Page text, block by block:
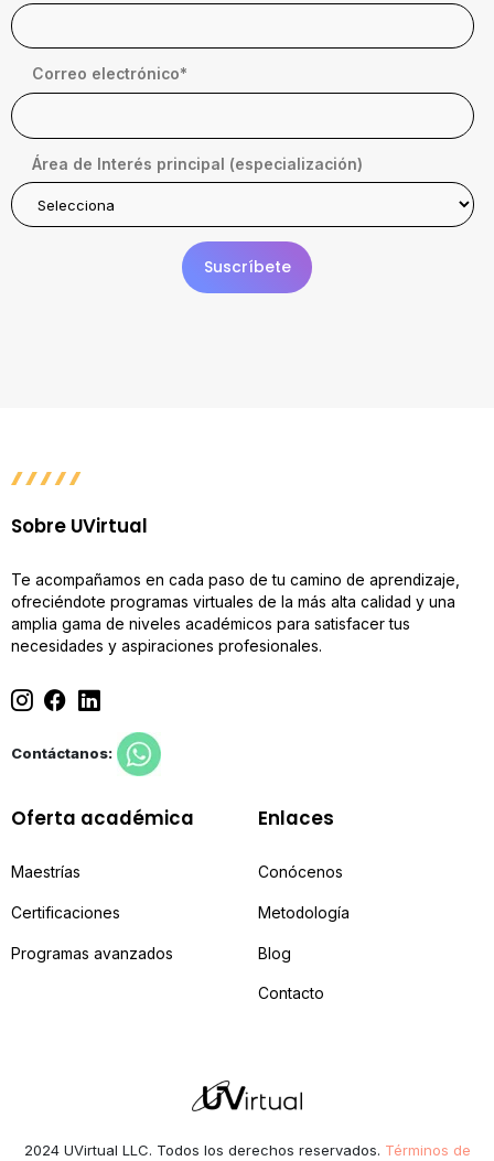
Correo electrónico*
Área de Interés principal (especialización)
Sobre UVirtual
Te acompañamos en cada paso de tu camino de aprendizaje,
ofreciéndote programas virtuales de la más alta calidad y una
amplia gama de niveles académicos para satisfacer tus
necesidades y aspiraciones profesionales.
Contáctanos:
Oferta académica
Maestrías
Certificaciones
Programas avanzados
Enlaces
Conócenos
Metodología
Blog
Contacto
2024 UVirtual LLC. Todos los derechos reservados. Términos de